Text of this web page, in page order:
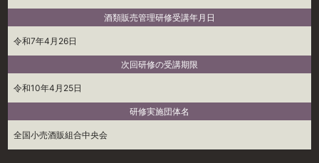
酒類販売管理研修受講年月日
令和7年4月26日
次回研修の受講期限
令和10年4月25日
研修実施団体名
全国小売酒販組合中央会